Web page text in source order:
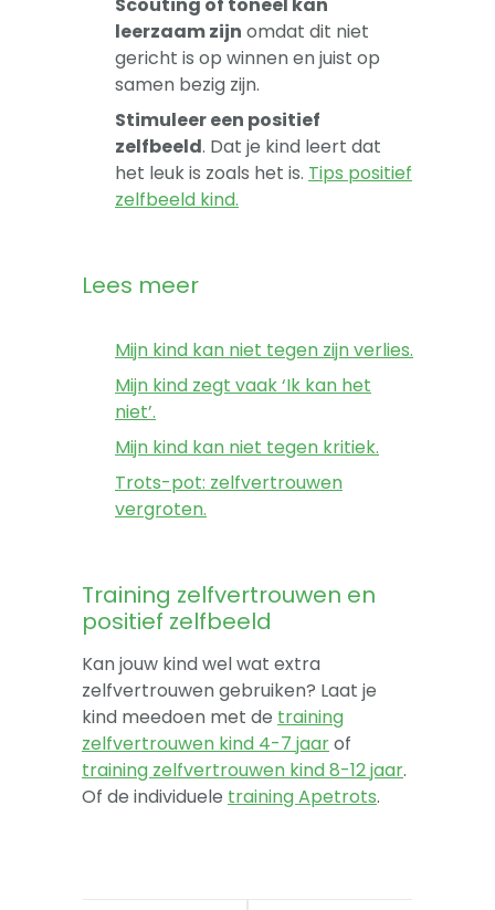
leerzaam zijn omdat dit niet
gericht is op winnen en juist op
samen bezig zijn.
Stimuleer een positief
zelfbeeld. Dat je kind leert dat
het leuk is zoals het is. Tips positief
zelfbeeld kind.
Lees meer
Mijn kind kan niet tegen zijn verlies.
Mijn kind zegt vaak ‘Ik kan het
niet’.
Mijn kind kan niet tegen kritiek.
Trots-pot: zelfvertrouwen
vergroten.
Training zelfvertrouwen en
positief zelfbeeld
Kan jouw kind wel wat extra
zelfvertrouwen gebruiken? Laat je
kind meedoen met de training
zelfvertrouwen kind 4-7 jaarof
training zelfvertrouwen kind 8-12 jaar.
Of de individuele training Apetrots.